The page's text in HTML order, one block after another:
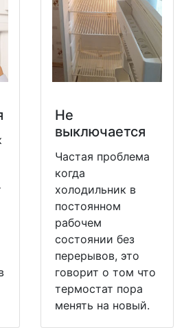
Не
выключается
Частая проблема
когда
холодильник в
постоянном
рабочем
состоянии без
перерывов, это
говорит о том что
термостат пора
менять на новый.